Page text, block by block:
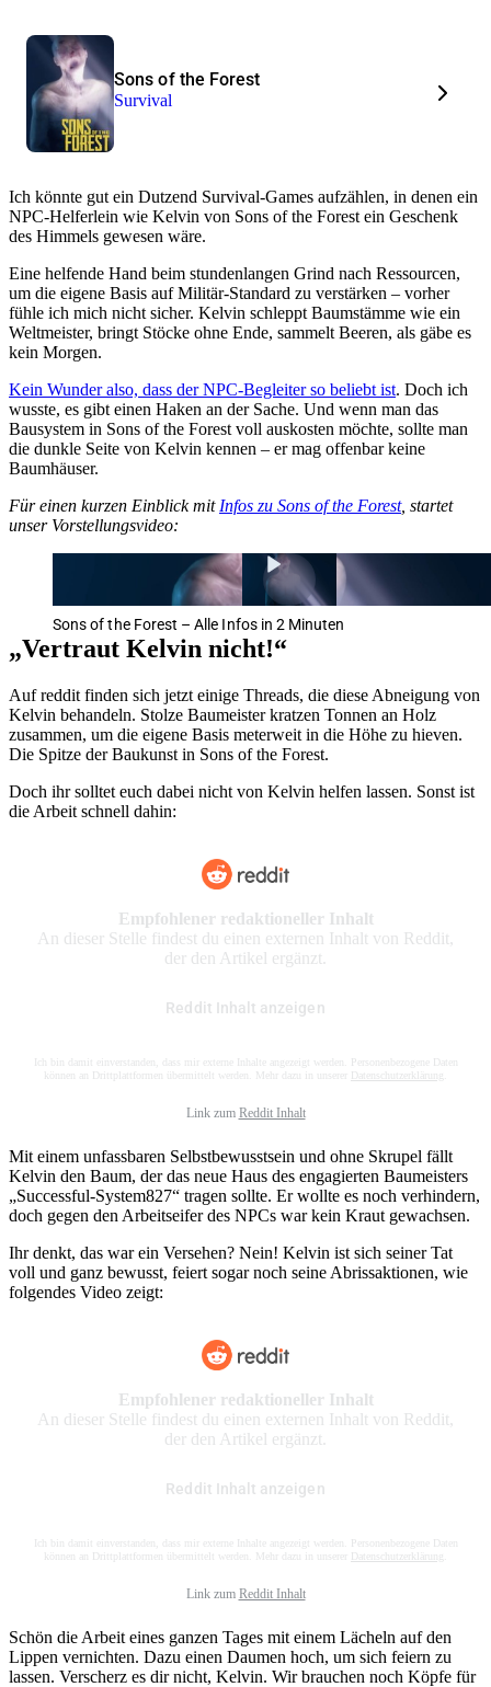
Sons of the Forest
Survival
Ich könnte gut ein Dutzend Survival-Games aufzählen, in denen ein
NPC-Helferlein wie Kelvin von Sons of the Forest ein Geschenk
des Himmels gewesen wäre.
Eine helfende Hand beim stundenlangen Grind nach Ressourcen,
um die eigene Basis auf Militär-Standard zu verstärken – vorher
fühle ich mich nicht sicher. Kelvin schleppt Baumstämme wie ein
Weltmeister, bringt Stöcke ohne Ende, sammelt Beeren, als gäbe es
kein Morgen.
Kein Wunder also, dass der NPC-Begleiter so beliebt ist. Doch ich
wusste, es gibt einen Haken an der Sache. Und wenn man das
Bausystem in Sons of the Forest voll auskosten möchte, sollte man
die dunkle Seite von Kelvin kennen – er mag offenbar keine
Baumhäuser.
Für einen kurzen Einblick mit Infos zu Sons of the Forest, startet
unser Vorstellungsvideo:
Sons of the Forest – Alle Infos in 2 Minuten
„Vertraut Kelvin nicht!“
Auf reddit finden sich jetzt einige Threads, die diese Abneigung von
Kelvin behandeln. Stolze Baumeister kratzen Tonnen an Holz
zusammen, um die eigene Basis meterweit in die Höhe zu hieven.
Die Spitze der Baukunst in Sons of the Forest.
Doch ihr solltet euch dabei nicht von Kelvin helfen lassen. Sonst ist
die Arbeit schnell dahin:
Empfohlener redaktioneller Inhalt
An dieser Stelle findest du einen externen Inhalt von Reddit,
der den Artikel ergänzt.
Reddit Inhalt anzeigen
Ich bin damit einverstanden, dass mir externe Inhalte angezeigt werden. Personenbezogene Daten
können an Drittplattformen übermittelt werden. Mehr dazu in unserer Datenschutzerklärung
Link zum Reddit Inhalt
Mit einem unfassbaren Selbstbewusstsein und ohne Skrupel fällt
Kelvin den Baum, der das neue Haus des engagierten Baumeisters
„Successful-System827“ tragen sollte. Er wollte es noch verhindern,
doch gegen den Arbeitseifer des NPCs war kein Kraut gewachsen.
Ihr denkt, das war ein Versehen? Nein! Kelvin ist sich seiner Tat
voll und ganz bewusst, feiert sogar noch seine Abrissaktionen, wie
folgendes Video zeigt:
Empfohlener redaktioneller Inhalt
An dieser Stelle findest du einen externen Inhalt von Reddit,
der den Artikel ergänzt.
Reddit Inhalt anzeigen
Ich bin damit einverstanden, dass mir externe Inhalte angezeigt werden. Personenbezogene Daten
können an Drittplattformen übermittelt werden. Mehr dazu in unserer Datenschutzerklärung
Link zum Reddit Inhalt
Schön die Arbeit eines ganzen Tages mit einem Lächeln auf den
Lippen vernichten. Dazu einen Daumen hoch, um sich feiern zu
lassen. Verscherz es dir nicht, Kelvin. Wir brauchen noch Köpfe für